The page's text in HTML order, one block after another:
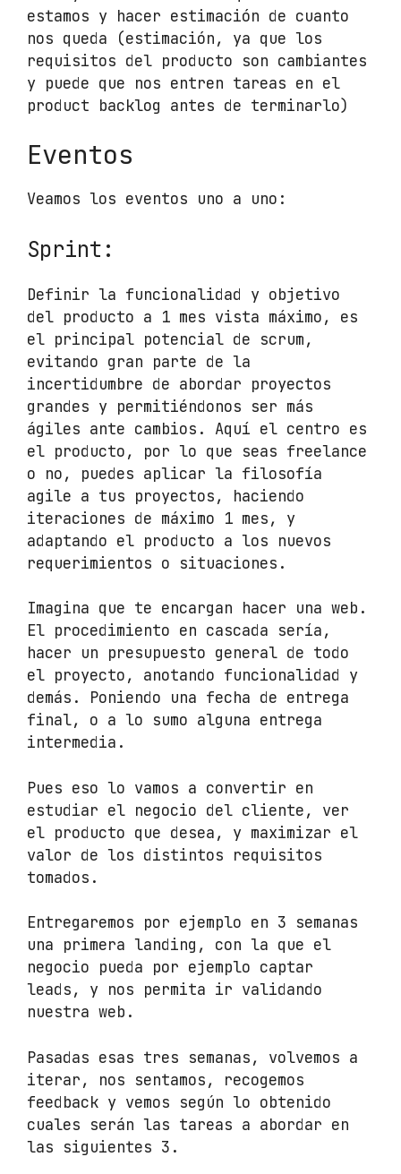
estamos y hacer estimación de cuanto
nos queda (estimación, ya que los
requisitos del producto son cambiantes
y puede que nos entren tareas en el
product backlog antes de terminarlo)
Eventos
Veamos los eventos uno a uno:
Sprint:
Definir la funcionalidad y objetivo
del producto a 1 mes vista máximo, es
el principal potencial de scrum,
evitando gran parte de la
incertidumbre de abordar proyectos
grandes y permitiéndonos ser más
ágiles ante cambios. Aquí el centro es
el producto, por lo que seas freelance
o no, puedes aplicar la filosofía
agile a tus proyectos, haciendo
iteraciones de máximo 1 mes, y
adaptando el producto a los nuevos
requerimientos o situaciones.
Imagina que te encargan hacer una web.
El procedimiento en cascada sería,
hacer un presupuesto general de todo
el proyecto, anotando funcionalidad y
demás. Poniendo una fecha de entrega
final, o a lo sumo alguna entrega
intermedia.
Pues eso lo vamos a convertir en
estudiar el negocio del cliente, ver
el producto que desea, y maximizar el
valor de los distintos requisitos
tomados.
Entregaremos por ejemplo en 3 semanas
una primera landing, con la que el
negocio pueda por ejemplo captar
leads, y nos permita ir validando
nuestra web.
Pasadas esas tres semanas, volvemos a
iterar, nos sentamos, recogemos
feedback y vemos según lo obtenido
cuales serán las tareas a abordar en
las siguientes 3.